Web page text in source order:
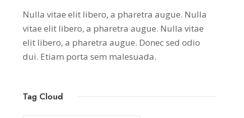
Nulla vitae elit libero, a pharetra augue. Nulla
vitae elit libero, a pharetra augue. Nulla vitae
elit libero, a pharetra augue. Donec sed odio
dui. Etiam porta sem malesuada.
Tag Cloud